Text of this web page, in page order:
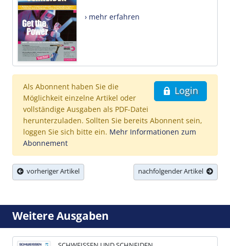
› mehr erfahren
Login
Als Abonnent haben Sie die
Möglichkeit einzelne Artikel oder
vollständige Ausgaben als PDF-Datei
herunterzuladen. Sollten Sie bereits Abonnent sein,
loggen Sie sich bitte ein. Mehr Informationen zum
Abonnement
vorheriger Artikel nachfolgender Artikel
Weitere Ausgaben